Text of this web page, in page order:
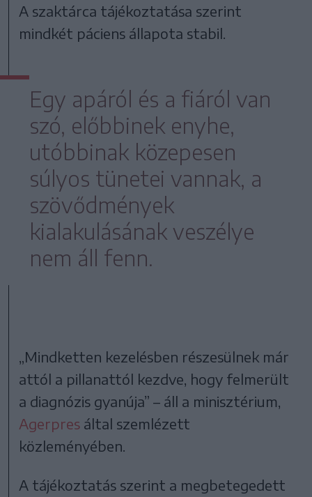
A szaktárca tájékoztatása szerint
mindkét páciens állapota stabil.
Egy apáról és a fiáról van
szó, előbbinek enyhe,
utóbbinak közepesen
súlyos tünetei vannak, a
szövődmények
kialakulásának veszélye
nem áll fenn.
„Mindketten kezelésben részesülnek már
attól a pillanattól kezdve, hogy felmerült
a diagnózis gyanúja” – áll a minisztérium,
Agerpres által szemlézett
közleményében.
A tájékoztatás szerint a megbetegedett